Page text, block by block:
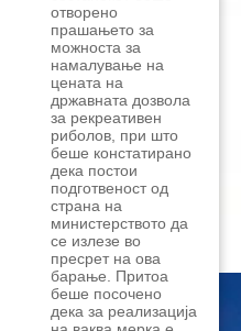
отворено
прашањето за
можноста за
намалување на
цената на
државната дозвола
за рекреативен
риболов, при што
беше констатирано
дека постои
подготвеност од
страна на
министерството да
се излезе во
пресрет на ова
барање. Притоа
беше посочено
дека за реализација